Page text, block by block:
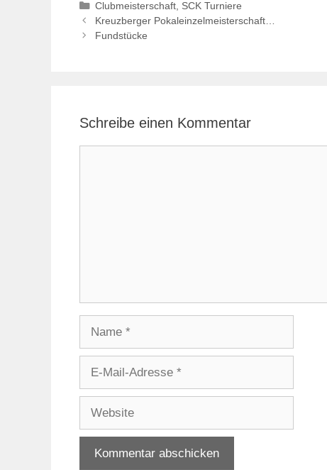
Kategorien
Clubmeisterschaft, SCK Turniere
Kreuzberger Pokaleinzelmeisterschaft…
Fundstücke
Schreibe einen Kommentar
Adresse